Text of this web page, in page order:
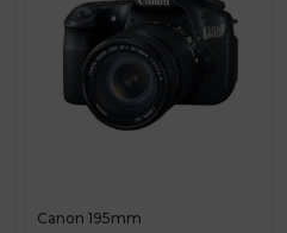
Canon 195mm